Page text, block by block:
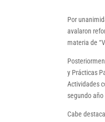
Por
avalaron
materia de
y Prácticas
Actividades
segundo
Cabe